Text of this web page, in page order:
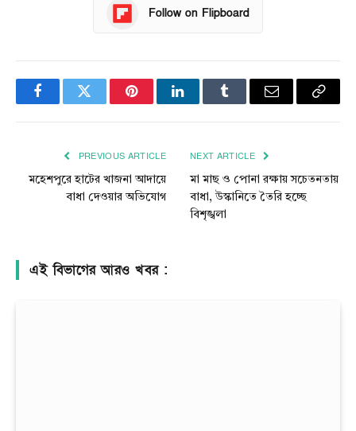
Follow on Flipboard
FacebookTwitter PinterestLinkedInTumblr Email
Copy
PREVIOUS ARTICLE
মহেশপুরে হাটের খাজনা আদায়ে
বাধা দেওয়ার অভিযোগ
NEXT ARTICLE
মা মাছ ও পোনা রক্ষায় সচেতনতায়
বাধা, উস্কানিতে তৈরি হচ্ছে
বিশৃঙ্খলা
এই বিভাগের আরও খবর :